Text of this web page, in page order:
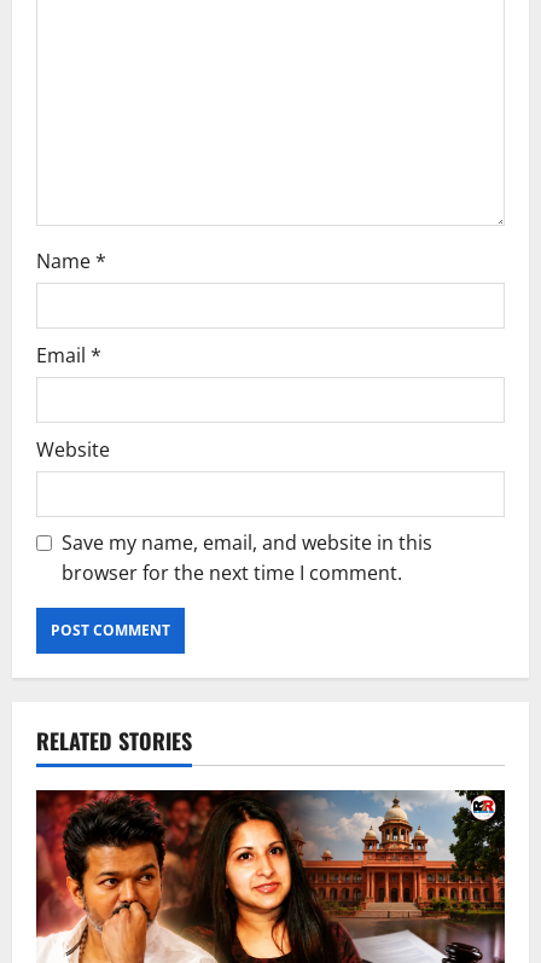
Name*
Email *
Website
Save my name, email, and website in this
browser for the next time I comment.
RELATED STORIES